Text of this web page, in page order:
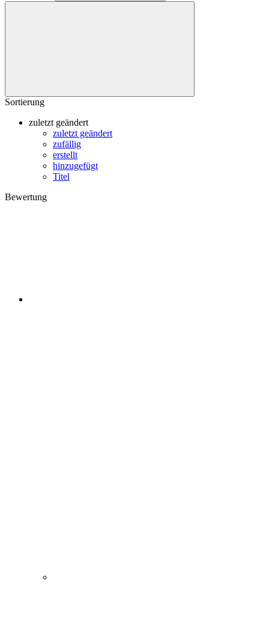
Sortierung
zuletzt geändert
zuletzt geändert
zufällig
erstellt
hinzugefügt
Titel
Bewertung